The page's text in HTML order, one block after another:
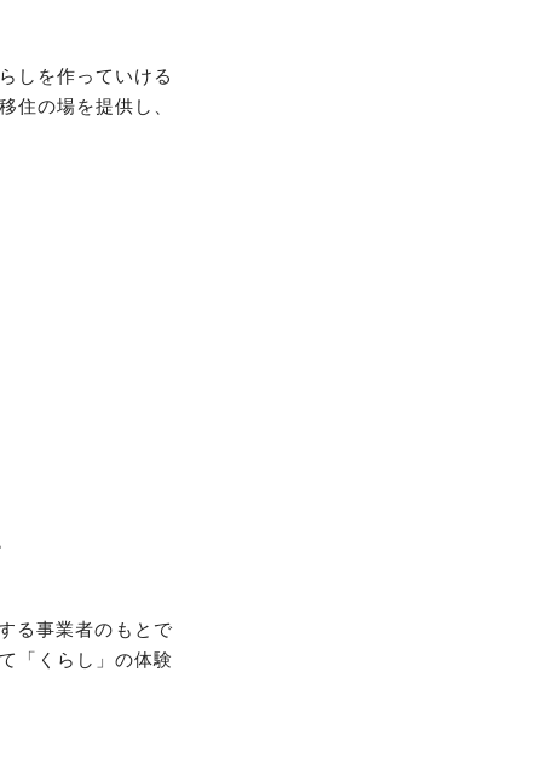
しを作っていける
住の場を提供し、
る事業者のもとで
「くらし」の体験